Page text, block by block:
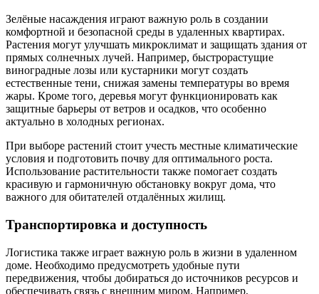
Зелёные насаждения играют важную роль в создании
комфортной и безопасной среды в удаленных квартирах.
Растения могут улучшать микроклимат и защищать здания от
прямых солнечных лучей. Например, быстрорастущие
виноградные лозы или кустарники могут создать
естественные тени, снижая замены температуры во время
жары. Кроме того, деревья могут функционировать как
защитные барьеры от ветров и осадков, что особенно
актуально в холодных регионах.
При выборе растений стоит учесть местные климатические
условия и подготовить почву для оптимального роста.
Использование растительности также помогает создать
красивую и гармоничную обстановку вокруг дома, что
важного для обитателей отдалённых жилищ.
Транспортировка и доступность
Логистика также играет важную роль в жизни в удаленном
доме. Необходимо предусмотреть удобные пути
передвижения, чтобы добираться до источников ресурсов и
обеспечивать связь с внешним миром. Например,